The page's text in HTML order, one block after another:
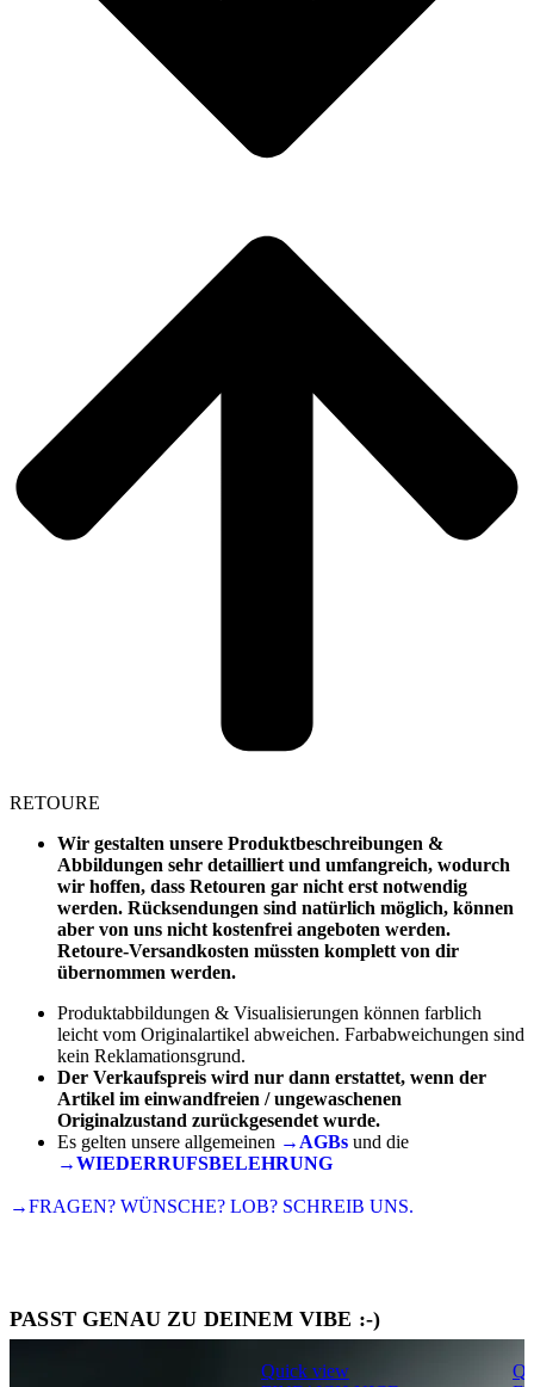
RETOURE
Wir gestalten unsere Produktbeschreibungen &
Abbildungen sehr detailliert und umfangreich, wodurch
wir hoffen, dass Retouren gar nicht erst notwendig
werden. Rücksendungen sind natürlich möglich, können
aber von uns nicht kostenfrei angeboten werden.
Retoure-Versandkosten müssten komplett von dir
übernommen werden.
Produktabbildungen & Visualisierungen können farblich
leicht vom Originalartikel abweichen. Farbabweichungen sind
kein Reklamationsgrund.
Der Verkaufspreis wird nur dann erstattet, wenn der
Artikel im einwandfreien / ungewaschenen
Originalzustand zurückgesendet wurde.
Es gelten unsere allgemeinen →AGBs und die
→WIEDERRUFSBELEHRUNG
→FRAGEN? WÜNSCHE? LOB? SCHREIB UNS.
PASST GENAU ZU DEINEM VIBE :-)
Quick view